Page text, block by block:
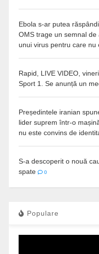
Ebola s-ar putea
OMS trage un semnal
unui virus pentru care nu
Rapid, LIVE VIDEO,
Sport 1. Se anunță un
Președintele iranian
lider suprem într-o
nu este convins de
S-a descoperit o nouă
spate
0
Populare